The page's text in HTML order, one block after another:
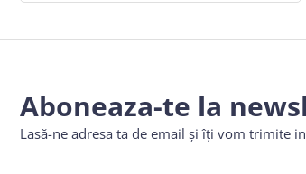
Aboneaza-te la
Lasă-ne adresa ta de email și îți vom trimite